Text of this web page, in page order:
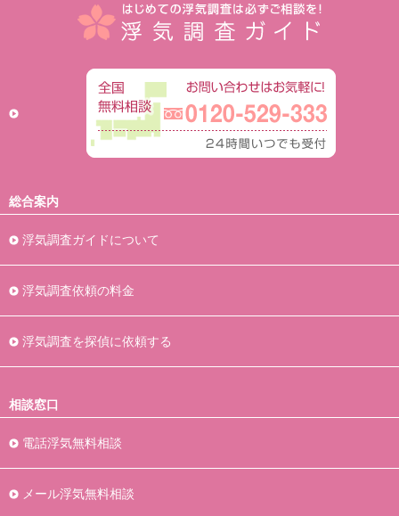
総合案内
浮気調査ガイドについて
浮気調査依頼の料金
浮気調査を探偵に依頼する
相談窓口
電話浮気無料相談
メール浮気無料相談